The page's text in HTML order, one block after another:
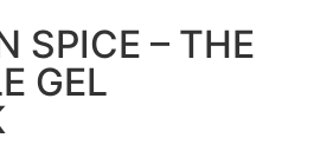
SPICE – THE
GEL